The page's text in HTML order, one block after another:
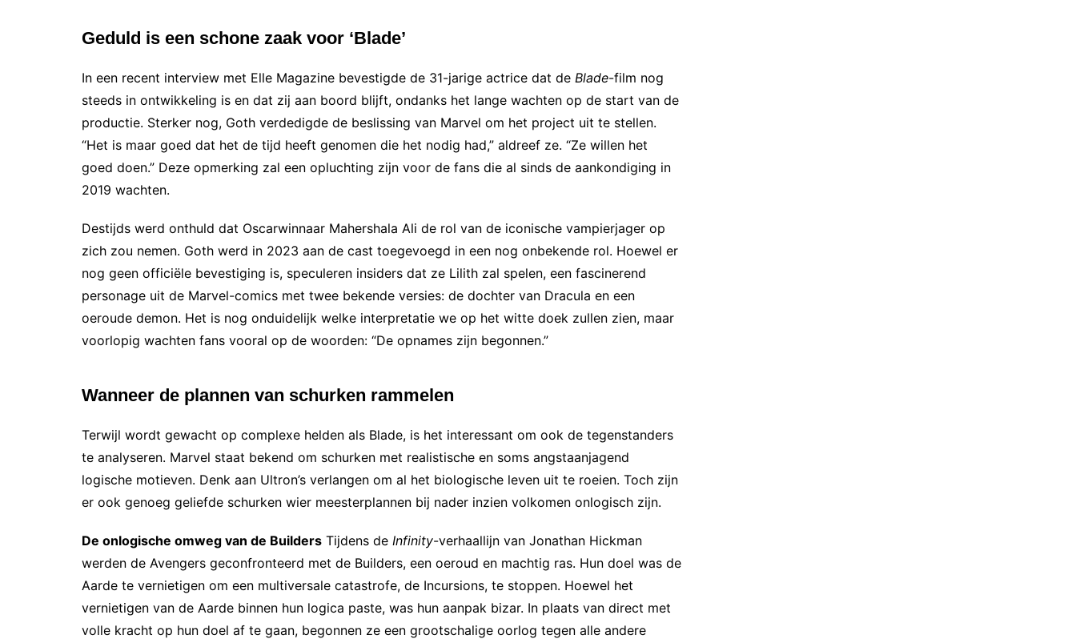
Geduld is een schone zaak voor ‘Blade’
In een recent interview met Elle Magazine bevestigde de 31-jarige actrice dat de Blade-film nog
steeds in ontwikkeling is en dat zij aan boord blijft, ondanks het lange wachten op de start van de
productie. Sterker nog, Goth verdedigde de beslissing van Marvel om het project uit te stellen.
“Het is maar goed dat het de tijd heeft genomen die het nodig had,” aldreef ze. “Ze willen het
goed doen.” Deze opmerking zal een opluchting zijn voor de fans die al sinds de aankondiging in
2019 wachten.
Destijds werd onthuld dat Oscarwinnaar Mahershala Ali de rol van de iconische vampierjager op
zich zou nemen. Goth werd in 2023 aan de cast toegevoegd in een nog onbekende rol. Hoewel er
nog geen officiële bevestiging is, speculeren insiders dat ze Lilith zal spelen, een fascinerend
personage uit de Marvel-comics met twee bekende versies: de dochter van Dracula en een
oeroude demon. Het is nog onduidelijk welke interpretatie we op het witte doek zullen zien, maar
voorlopig wachten fans vooral op de woorden: “De opnames zijn begonnen.”
Wanneer de plannen van schurken rammelen
Terwijl wordt gewacht op complexe helden als Blade, is het interessant om ook de tegenstanders
te analyseren. Marvel staat bekend om schurken met realistische en soms angstaanjagend
logische motieven. Denk aan Ultron’s verlangen om al het biologische leven uit te roeien. Toch zijn
er ook genoeg geliefde schurken wier meesterplannen bij nader inzien volkomen onlogisch zijn.
De onlogische omweg van de Builders Tijdens de Infinity-verhaallijn van Jonathan Hickman
werden de Avengers geconfronteerd met de Builders, een oeroud en machtig ras. Hun doel was de
Aarde te vernietigen om een multiversale catastrofe, de Incursions, te stoppen. Hoewel het
vernietigen van de Aarde binnen hun logica paste, was hun aanpak bizar. In plaats van direct met
volle kracht op hun doel af te gaan, begonnen ze een grootschalige oorlog tegen alle andere